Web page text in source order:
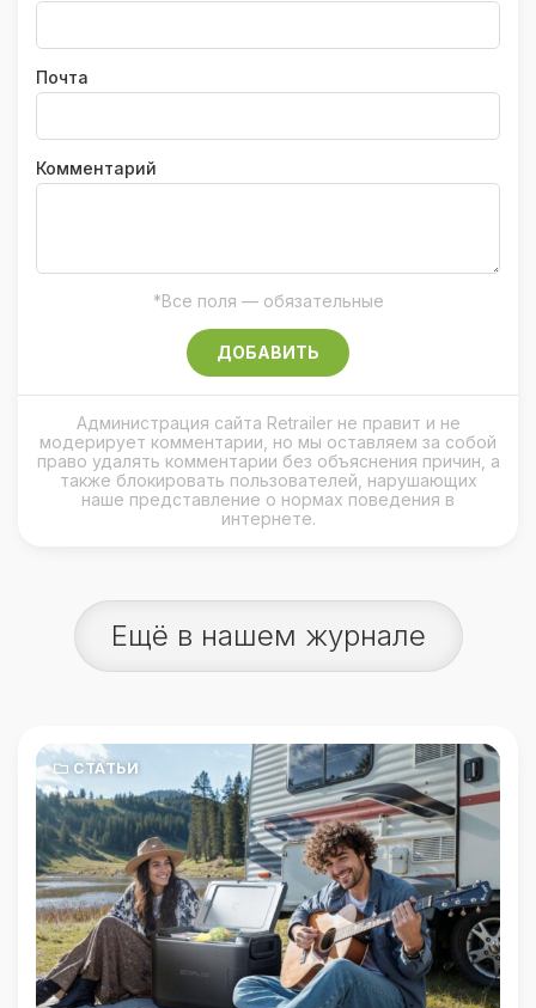
Почта
Комментарий
*Все поля — обязательные
ДОБАВИТЬ
Администрация сайта Retrailer не правит и не
модерирует комментарии, но мы оставляем за собой
право удалять комментарии без объяснения причин, а
также блокировать пользователей, нарушающих
наше представление о нормах поведения в
интернете.
Ещё в нашем журнале
СТАТЬИ